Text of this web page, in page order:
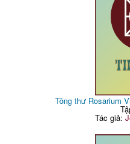
Tông thư Rosarium
Tác giả: